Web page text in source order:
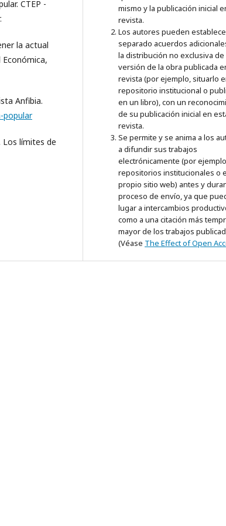
CTEP -
la actual
Anfibia.
popular
Los límites de
mismo y la publicación inicial
revista.
Los autores pueden
separado acuerdos
la distribución no exclusiva de
versión de la obra publicada
revista (por ejemplo, situarlo
repositorio institucional o
en un libro), con un
de su publicación inicial en
revista.
Se permite y se anima a los
a difundir sus trabajos
electrónicamente (por
repositorios institucionales o
propio sitio web) antes y
proceso de envío, ya que
lugar a intercambios
como a una citación más
mayor de los trabajos
(Véase The Effect of Open